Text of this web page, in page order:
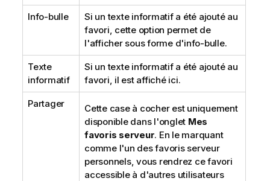
Info-bulle
Si un texte informatif a été ajouté au
favori, cette option permet de
l'afficher sous forme d'info-bulle.
Texte
informatif
Si un texte informatif a été ajouté au
favori, il est affiché ici.
Partager
Cette case à cocher est uniquement
disponible dans l'onglet Mes
favoris serveur. En le marquant
comme l'un des favoris serveur
personnels, vous rendrez ce favori
accessible à d'autres utilisateurs